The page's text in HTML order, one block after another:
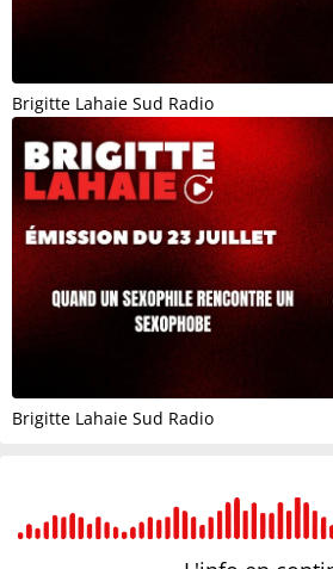
Brigitte Lahaie Sud Radio
Brigitte Lahaie Sud Radio